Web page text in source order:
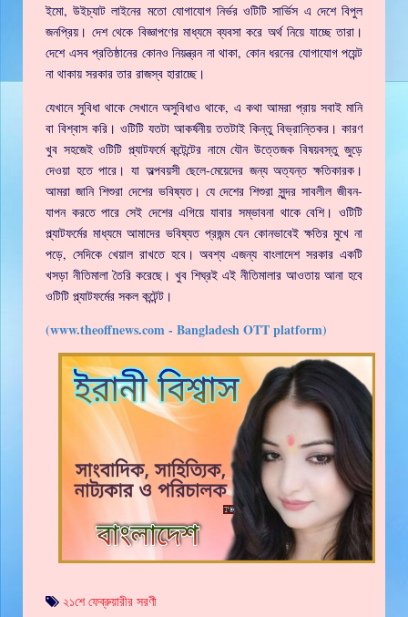
ইমো, উইচ্যাট লাইনের মতো যোগাযোগ নির্ভর ওটিটি সার্ভিস এ দেশে বিপুল
জনপ্রিয়। দেশ থেকে বিজ্ঞাপণের মাধ্যমে ব্যবসা করে অর্থ নিয়ে যাচ্ছে তারা।
দেশে এসব প্রতিষ্ঠানের কোনও নিয়ন্ত্রন না থাকা, কোন ধরনের যোগাযোগ পয়েন্ট
না থাকায় সরকার তার রাজস্ব হারাচ্ছে।
যেখানে সুবিধা থাকে সেখানে অসুবিধাও থাকে, এ কথা আমরা প্রায় সবাই মানি
বা বিশ্বাস করি। ওটিটি যতটা আকর্ষনীয় ততটাই কিন্তু বিভ্রান্তিকর। কারণ
খুব সহজেই ওটিটি প্ল্যাটফর্মে কন্টেন্টের নামে যৌন উত্তেজক বিষয়বস্তু জুড়ে
দেওয়া হতে পারে। যা অল্পবয়সী ছেলে-মেয়েদের জন্য অত্যন্ত ক্ষতিকারক।
আমরা জানি শিশুরা দেশের ভবিষ্যত। যে দেশের শিশুরা সুন্দর সাবলীল জীবন-
যাপন করতে পারে সেই দেশের এগিয়ে যাবার সম্ভাবনা থাকে বেশি। ওটিটি
প্ল্যাটফর্মের মাধ্যমে আমাদের ভবিষ্যত প্রজন্ম যেন কোনভাবেই ক্ষতির মুখে না
পড়ে, সেদিকে খেয়াল রাখতে হবে। অবশ্য এজন্য বাংলাদেশ সরকার একটি
খসড়া নীতিমালা তৈরি করেছে। খুব শিঘ্রই এই নীতিমালার আওতায় আনা হবে
ওটিটি প্ল্যাটফর্মের সকল কন্টেন্ট।
(www.theoffnews.com - Bangladesh OTT platform)
২১শে ফেব্রুয়ারীর সরণী